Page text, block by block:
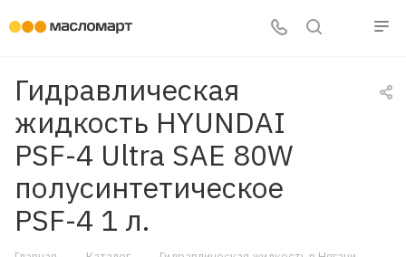
Гидравлическая
жидкость HYUNDAI
PSF-4 Ultra SAE 80W
полусинтетическое
PSF-4 1 л.